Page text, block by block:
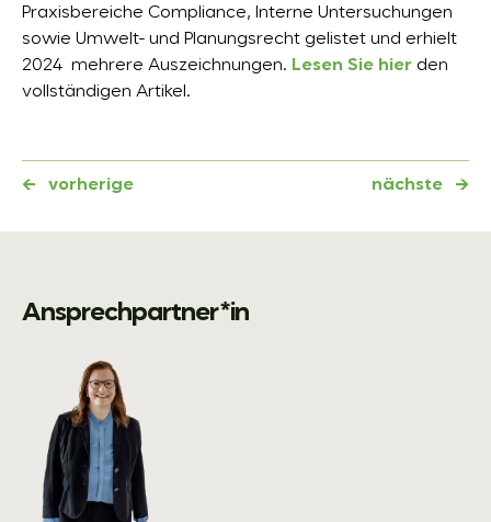
Praxisbereiche Compliance, Interne Untersuchungen
sowie Umwelt- und Planungsrecht gelistet und erhielt
2024 mehrere Auszeichnungen. Lesen Sie hier den
vollständigen Artikel.
← vorherige nächste →
Ansprechpartner*in